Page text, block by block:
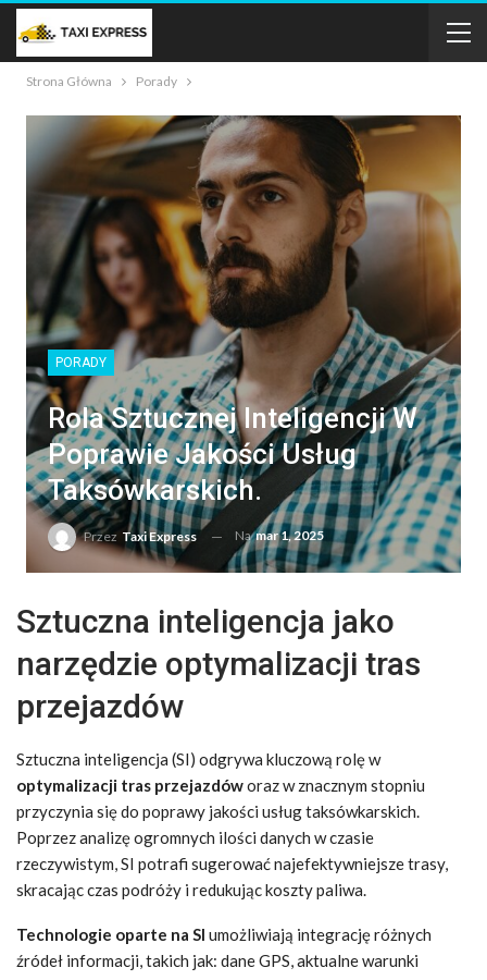
Strona Główna Porady
PORADY
Rola Sztucznej Inteligencji W
Poprawie Jakości Usług
Taksówkarskich.
Przez Taxi Express Namar 1, 2025
Sztuczna inteligencja jako
narzędzie optymalizacji tras
przejazdów
Sztuczna inteligencja (SI) odgrywa kluczową rolę w
optymalizacji tras przejazdóworaz w znacznym stopniu
przyczynia się do poprawy jakości usług taksówkarskich.
Poprzez analizę ogromnych ilości danych w czasie
rzeczywistym, SI potrafi sugerować najefektywniejsze trasy,
skracając czas podróży i redukując koszty paliwa.
Technologie oparte na SI umożliwiają integrację różnych
źródeł informacji, takich jak: dane GPS, aktualne warunki